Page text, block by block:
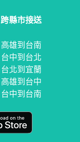
跨縣市接送
高雄到台南
台中到台北
台北到宜蘭
高雄到台中
台中到台南